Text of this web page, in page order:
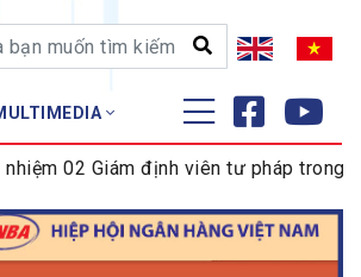
TẠO - NGHIÊN CỨU
huấn
02 Giám định viên tư pháp trong lĩnh